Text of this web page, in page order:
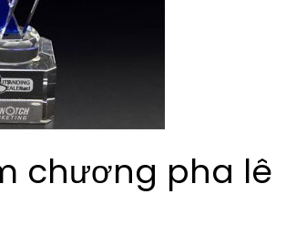
chương pha lê